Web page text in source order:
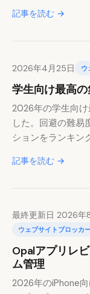
記事を読む →
2026年4月25日 ウ
学生向け最高の
2026年の学生向
した。回避の難易
ションをランキン
記事を読む →
最終更新日 2026年
ウェブサイトブロッカ
Opalアプリレ
ム管理
2026年のiPhone